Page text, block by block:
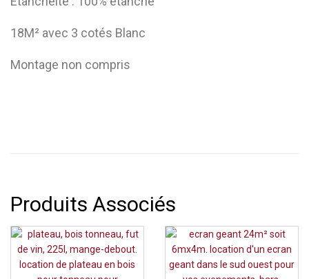
18M² avec 3 cotés Blanc
Montage non compris
Produits Associés